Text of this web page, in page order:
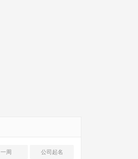
一周 公司起名